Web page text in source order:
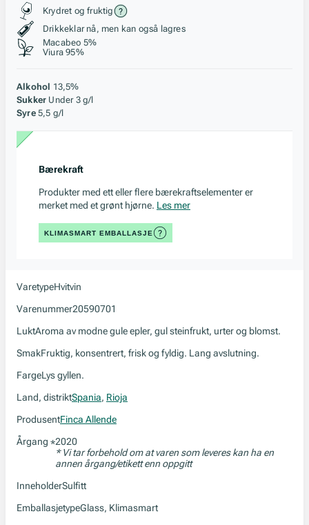
Stil, lagring og råstoff
Krydret og fruktig
Drikkeklar nå, men kan også lagres
Macabeo 5%
Viura 95%
Alkohol 13,5%
Sukker Under 3 g/l
Syre 5,5 g/l
Bærekraft
Produkter med ett eller flere bærekraftselementer er
merket med et grønt hjørne. Les mer
KLIMASMART EMBALLASJE
VaretypeHvitvin
Varenummer20590701
LuktAroma av modne gule epler, gul steinfrukt, urter og blomst.
SmakFruktig, konsentrert, frisk og fyldig. Lang avslutning.
FargeLys gyllen.
Land, distriktSpania, Rioja
ProdusentFinca Allende
Årgang *2020
* Vi tar forbehold om at varen som leveres kan ha en
annen årgang/etikett enn oppgitt
InneholderSulfitt
EmballasjetypeGlass, Klimasmart